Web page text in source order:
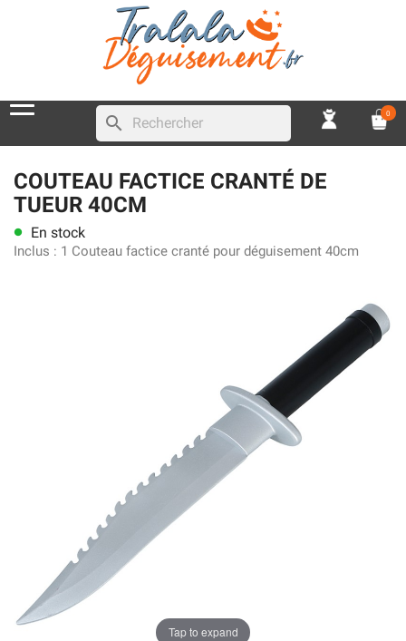
search 0
COUTEAU FACTICE CRANTÉ DE
TUEUR 40CM
lens En stock
Inclus : 1 Couteau factice cranté pour déguisement 40cm
Tap to expand